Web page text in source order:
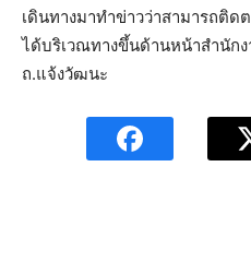
เดินทางมาทำข่าวว่าสามารถติ
ได้บริเวณทางขึ้นด้านหน้าสำนัก
ถ.แจ้งวัฒนะ